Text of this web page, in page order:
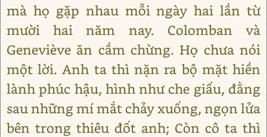
mà họ gặp nhau mỗi ngày hai lần từ
mười hai năm nay. Colomban và
Geneviève ăn cầm chừng. Họ chưa nói
một lời. Anh ta thì nặn ra bộ mặt hiền
lành phúc hậu, hình như che giấu, đằng
sau những mí mắt chảy xuống, ngọn lửa
bên trong thiêu đốt anh; Còn cô ta thì